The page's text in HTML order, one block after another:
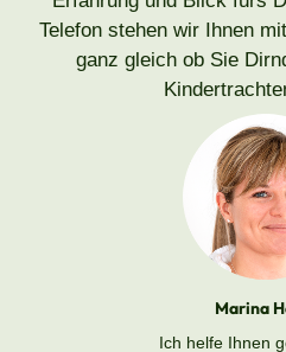
Telefon stehen wir Ihnen
ganz gleich ob Sie
Marina
Ich helfe Ihnen